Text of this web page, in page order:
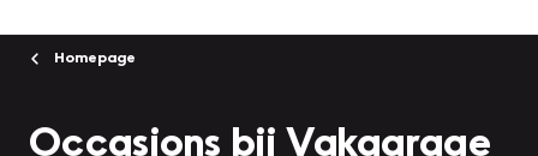
Homepage
Occasions bij Vakgarage